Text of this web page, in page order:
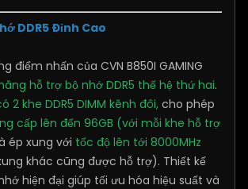
DDR5 Đỉnh Cao
điểm nhấn của CVN B850I GAMING
hỗ trợ bộ nhớ DDR5 thế hệ thứ hai.
2 khe DDR5 DIMM kênh đôi, cho phép
cấp lên đến 96GB (với mỗi khe hỗ trợ
ép xung với tốc độ lên tới 8000MHz
khác cũng được hỗ trợ). Thiết kế
hiện đại giúp tối ưu hóa hiệu suất và